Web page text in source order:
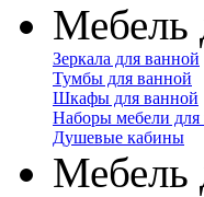
Мебель
Зеркала для ванной
Тумбы для ванной
Шкафы для ванной
Наборы мебели для
Душевые кабины
Мебель